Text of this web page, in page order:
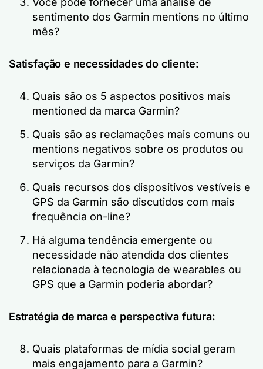
sentimento dos Garmin mentions no último
mês?
Satisfação e necessidades do cliente:
Quais são os 5 aspectos positivos mais
mentioned da marca Garmin?
Quais são as reclamações mais comuns ou
mentions negativos sobre os produtos ou
serviços da Garmin?
Quais recursos dos dispositivos vestíveis e
GPS da Garmin são discutidos com mais
frequência on-line?
Há alguma tendência emergente ou
necessidade não atendida dos clientes
relacionada à tecnologia de wearables ou
GPS que a Garmin poderia abordar?
Estratégia de marca e perspectiva futura:
Quais plataformas de mídia social geram
mais engajamento para a Garmin?